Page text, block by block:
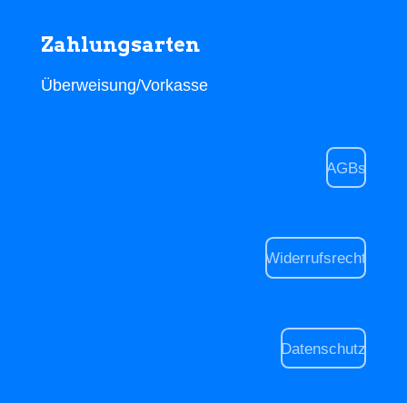
Zahlungsarten
Überweisung/Vorkasse
AGBs
Widerrufsrecht
Datenschutz